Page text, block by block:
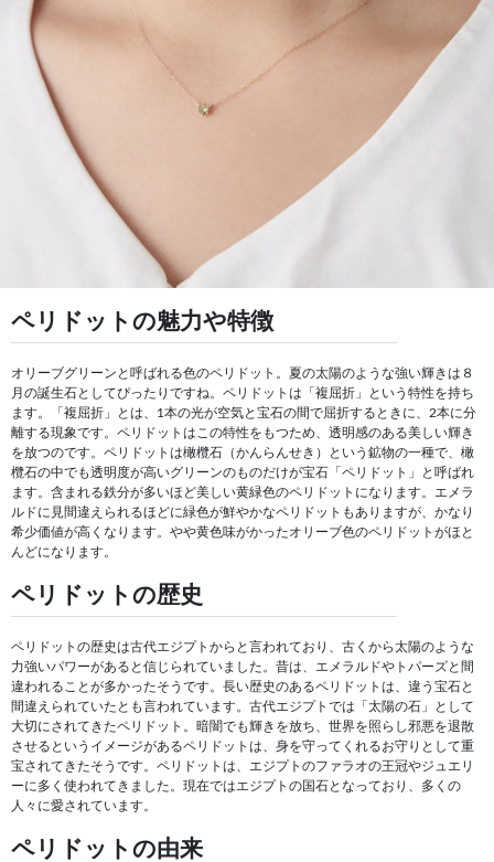
ペリドットの魅力や特徴
オリーブグリーンと呼ばれる色のペリドット。夏の太陽のような強い輝きは８
月の誕生石としてぴったりですね。ペリドットは「複屈折」という特性を持ち
ます。「複屈折」とは、1本の光が空気と宝石の間で屈折するときに、2本に分
離する現象です。ペリドットはこの特性をもつため、透明感のある美しい輝き
を放つのです。ペリドットは橄欖石（かんらんせき）という鉱物の一種で、橄
欖石の中でも透明度が高いグリーンのものだけが宝石「ペリドット」と呼ばれ
ます。含まれる鉄分が多いほど美しい黄緑色のペリドットになります。エメラ
ルドに見間違えられるほどに緑色が鮮やかなペリドットもありますが、かなり
希少価値が高くなります。やや黄色味がかったオリーブ色のペリドットがほと
んどになります。
ペリドットの歴史
ペリドットの歴史は古代エジプトからと言われており、古くから太陽のような
力強いパワーがあると信じられていました。昔は、エメラルドやトパーズと間
違われることが多かったそうです。長い歴史のあるペリドットは、違う宝石と
間違えられていたとも言われています。古代エジプトでは「太陽の石」として
大切にされてきたペリドット。暗闇でも輝きを放ち、世界を照らし邪悪を退散
させるというイメージがあるペリドットは、身を守ってくれるお守りとして重
宝されてきたそうです。ペリドットは、エジプトのファラオの王冠やジュエリ
ーに多く使われてきました。現在ではエジプトの国石となっており、多くの
人々に愛されています。
ペリドットの由来